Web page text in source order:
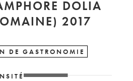
DOLIA
ARRETXEA (DOMAINE) 2017
DE GASTRONOMIE